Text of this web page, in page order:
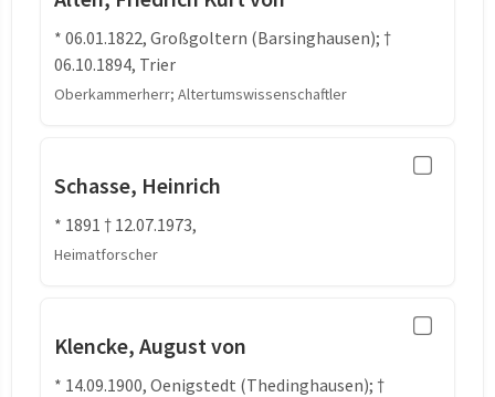
* 06.01.1822, Großgoltern (Barsinghausen); †
06.10.1894, Trier
Oberkammerherr; Altertumswissenschaftler
Schasse, Heinrich
* 1891 † 12.07.1973,
Heimatforscher
Klencke, August von
* 14.09.1900, Oenigstedt (Thedinghausen); †